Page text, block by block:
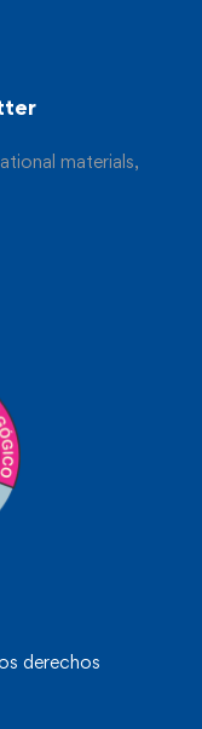
materials,
derechos